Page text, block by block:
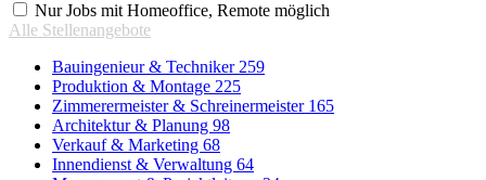
Nur Jobs mit Homeoffice, Remote möglich
Alle Stellenangebote
Bauingenieur & Techniker 259
Produktion & Montage 225
Zimmerermeister & Schreinermeister 165
Architektur & Planung 98
Verkauf & Marketing 68
Innendienst & Verwaltung 64